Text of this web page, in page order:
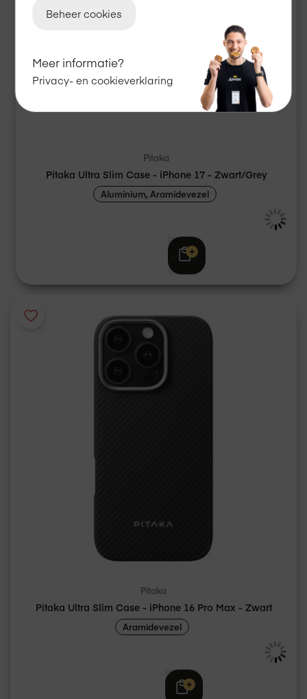
Pitaka
Pitaka Ultra Slim Case - iPhone 17 - Zwart/Grey
Aluminium, Aramidevezel
Pitaka
Pitaka Ultra Slim Case - iPhone 16 Pro Max - Zwart
Aramidevezel
Beheer cookies
Meer informatie?
Privacy- en cookieverklaring